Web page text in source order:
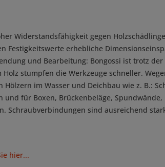
Widerstandsfähigkeit gegen
Festigkeitswerte erhebliche
und Bearbeitung: Bongossi ist trotz
stumpfen die Werkzeuge schneller.
im Wasser und Deichbau wie z. B.:
für Boxen, Brückenbeläge,
Schraubverbindungen sind ausreichend
hier...